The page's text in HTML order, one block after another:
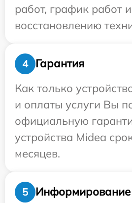
работ, график работ
восстановлению
4
Гарантия
Как только
и оплаты услуги Вы
официальную
устройства Midea
месяцев.
5
Информирование